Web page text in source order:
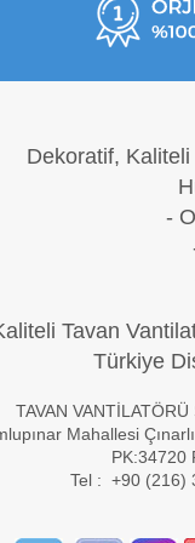
Dekoratif, Kaliteli
-
Tavan
Türkiye
TAVAN
Mahallesi
PK:34720
Tel : +90 (216)